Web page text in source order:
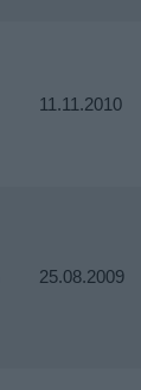
11.11.2010
25.08.2009